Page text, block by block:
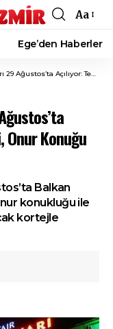
Font
Resizer
Aa
Ege’den Haberler
Balkan Kültürü, Onur Konuğu Bosna Hersek!
Onur Konuğu
Balkan
konukluğu ile
kortejle